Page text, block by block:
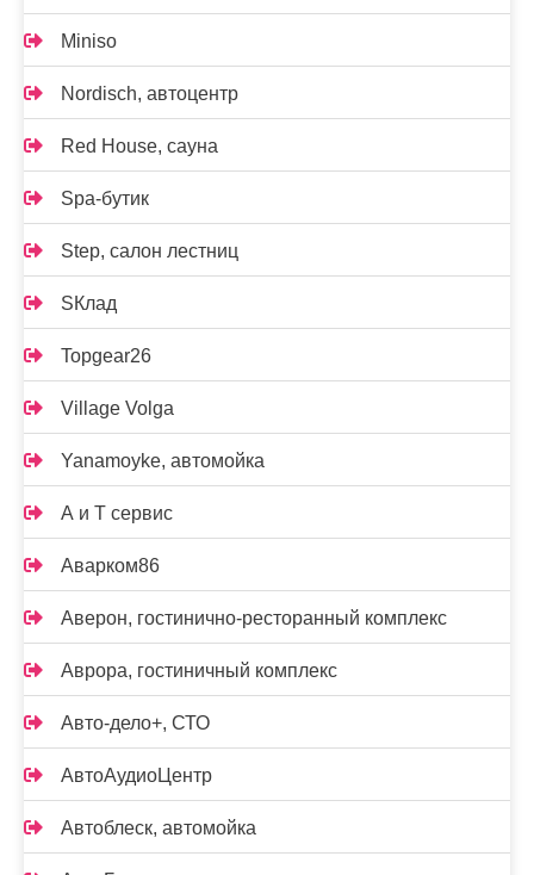
Miniso
Nordisch, автоцентр
Red House, сауна
Spa-бутик
Step, салон лестниц
SКлад
Topgear26
Village Volga
Yanamoyke, автомойка
А и Т сервис
Аварком86
Аверон, гостинично-ресторанный комплекс
Аврора, гостиничный комплекс
Авто-дело+, СТО
АвтоАудиоЦентр
Автоблеск, автомойка